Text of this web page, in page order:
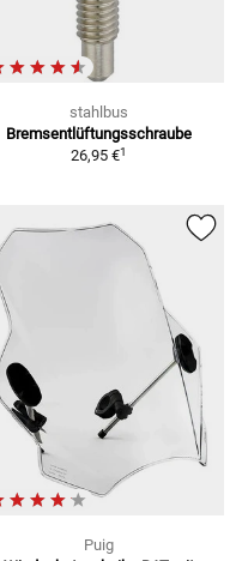
stahlbus
Bremsentlüftungsschraube
26,95 €1
Puig